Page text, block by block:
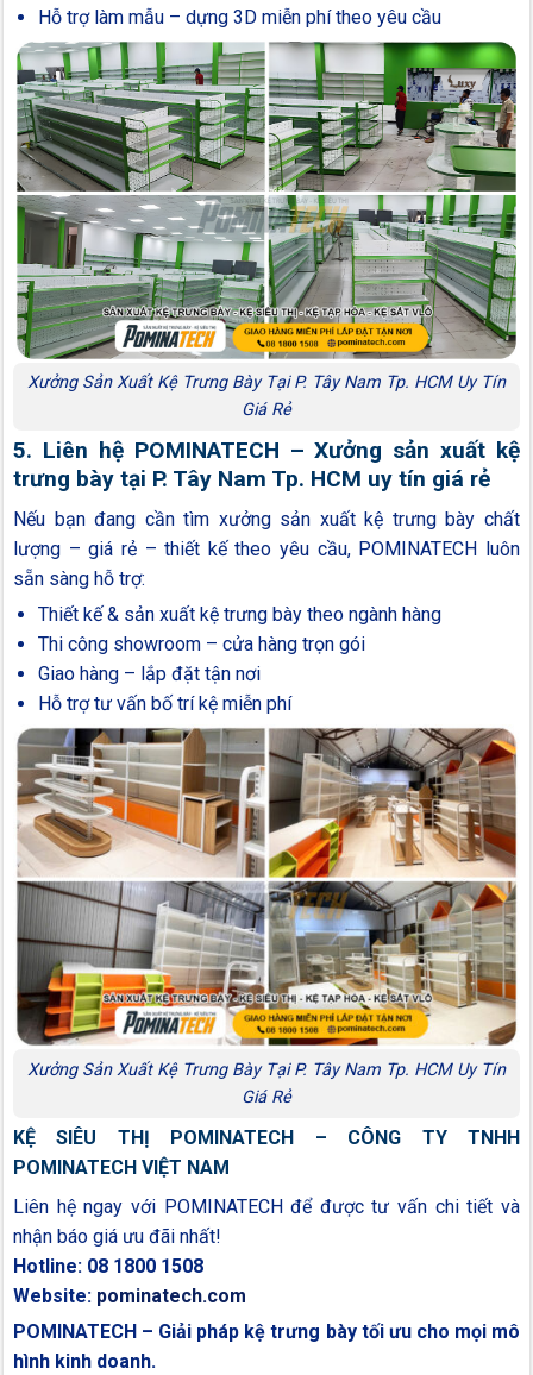
Hỗ trợ làm mẫu – dựng 3D miễn phí theo yêu cầu
Xưởng Sản Xuất Kệ Trưng Bày Tại P. Tây Nam Tp. HCM Uy Tín
Giá Rẻ
5. Liên hệ POMINATECH – Xưởng sản xuất kệ
trưng bày tại P. Tây Nam Tp. HCM uy tín giá rẻ
Nếu bạn đang cần tìm xưởng sản xuất kệ trưng bày chất
lượng – giá rẻ – thiết kế theo yêu cầu, POMINATECH luôn
sẵn sàng hỗ trợ:
Thiết kế & sản xuất kệ trưng bày theo ngành hàng
Thi công showroom – cửa hàng trọn gói
Giao hàng – lắp đặt tận nơi
Hỗ trợ tư vấn bố trí kệ miễn phí
Xưởng Sản Xuất Kệ Trưng Bày Tại P. Tây Nam Tp. HCM Uy Tín
Giá Rẻ
KỆ SIÊU THỊ POMINATECH – CÔNG TY TNHH
POMINATECH VIỆT NAM
Liên hệ ngay với POMINATECH để được tư vấn chi tiết và
nhận báo giá ưu đãi nhất!
Hotline: 08 1800 1508
Website: pominatech.com
POMINATECH – Giải pháp kệ trưng bày tối ưu cho mọi mô
hình kinh doanh.